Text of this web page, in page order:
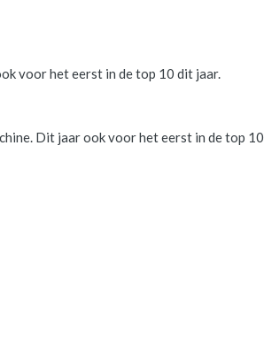
voor het eerst in de top 10 dit jaar.
Dit jaar ook voor het eerst in de top 10.